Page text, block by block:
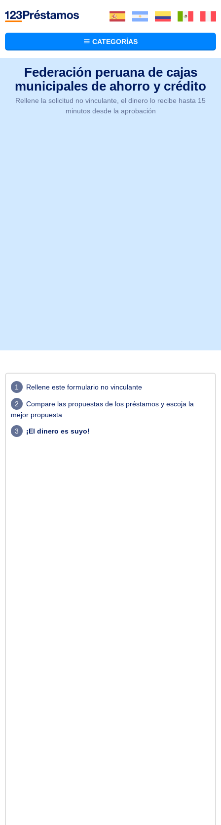
CATEGORÍAS
Federación peruana de cajas
municipales de ahorro y crédito
Rellene la solicitud no vinculante, el dinero lo recibe hasta 15
minutos desde la aprobación
1 Rellene este formulario no vinculante
2
Compare las propuestas de los préstamos y escoja la
mejor propuesta
3 ¡El dinero es suyo!